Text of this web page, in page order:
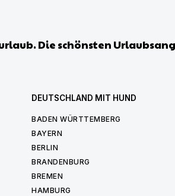
Die schönsten
DEUTSCHLAND MIT HUND
BADEN WÜRTTEMBERG
BAYERN
BERLIN
BRANDENBURG
BREMEN
HAMBURG